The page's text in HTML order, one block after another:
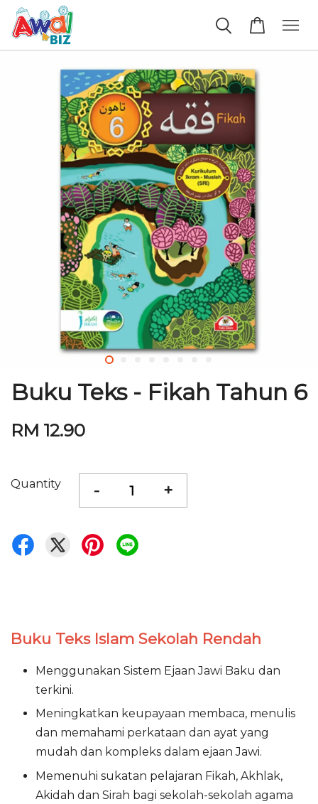
Buku Teks - Fikah Tahun 6
RM 12.90
Quantity - +
Buku Teks Islam Sekolah Rendah
Menggunakan Sistem Ejaan Jawi Baku dan
terkini.
Meningkatkan keupayaan membaca, menulis
dan memahami perkataan dan ayat yang
mudah dan kompleks dalam ejaan Jawi.
Memenuhi sukatan pelajaran Fikah, Akhlak,
Akidah dan Sirah bagi sekolah-sekolah agama